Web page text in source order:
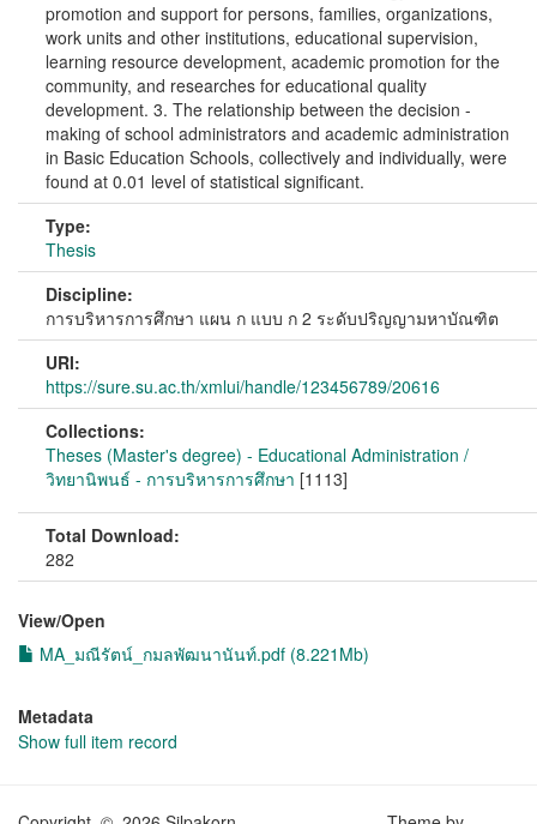
promotion and support for persons, families, organizations,
work units and other institutions, educational supervision,
learning resource development, academic promotion for the
community, and researches for educational quality
development. 3. The relationship between the decision -
making of school administrators and academic administration
in Basic Education Schools, collectively and individually, were
found at 0.01 level of statistical significant.
Type:
Thesis
Discipline:
การบริหารการศึกษา แผน ก แบบ ก 2 ระดับปริญญามหาบัณฑิต
URI:
https://sure.su.ac.th/xmlui/handle/123456789/20616
Collections:
Theses (Master's degree) - Educational Administration /
วิทยานิพนธ์ - การบริหารการศึกษา [1113]
Total Download:
282
View/Open
MA_มณีรัตน์_กมลพัฒนานันท์.pdf (8.221Mb)
Metadata
Show full item record